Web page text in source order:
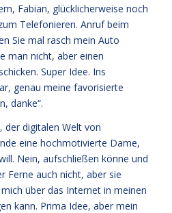
Fabian, glücklicherweise noch
Telefonieren. Anruf beim
Sie mal rasch mein Auto
man nicht, aber einen
Super Idee. Ins
genau meine favorisierte
danke“.
der digitalen Welt von
eine hochmotivierte Dame,
Nein, aufschließen könne und
Ferne auch nicht, aber sie
über das Internet in meinen
kann. Prima Idee, aber mein